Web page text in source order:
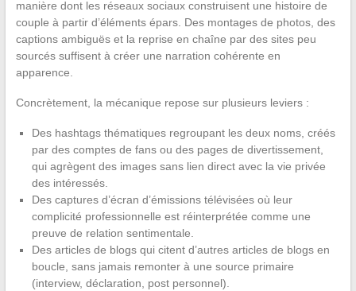
manière dont les réseaux sociaux construisent une histoire de
couple à partir d’éléments épars. Des montages de photos, des
captions ambiguës et la reprise en chaîne par des sites peu
sourcés suffisent à créer une narration cohérente en
apparence.
Concrètement, la mécanique repose sur plusieurs leviers :
Des hashtags thématiques regroupant les deux noms, créés
par des comptes de fans ou des pages de divertissement,
qui agrègent des images sans lien direct avec la vie privée
des intéressés.
Des captures d’écran d’émissions télévisées où leur
complicité professionnelle est réinterprétée comme une
preuve de relation sentimentale.
Des articles de blogs qui citent d’autres articles de blogs en
boucle, sans jamais remonter à une source primaire
(interview, déclaration, post personnel).